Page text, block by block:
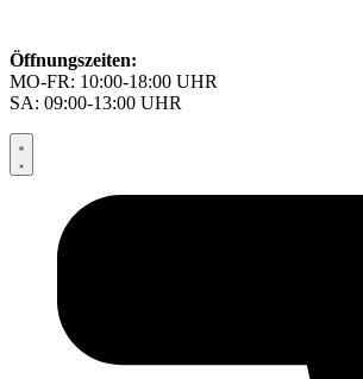
Öffnungszeiten:
MO-FR: 10:00-18:00 UHR
SA: 09:00-13:00 UHR